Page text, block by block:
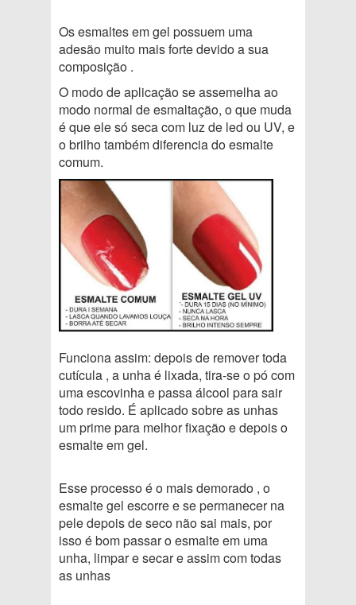
Os esmaltes em gel possuem uma
adesão muito mais forte devido a sua
composição .
O modo de aplicação se assemelha ao
modo normal de esmaltação, o que muda
é que ele só seca com luz de led ou UV, e
o brilho também diferencia do esmalte
comum.
Funciona assim: depois de remover toda
cutícula , a unha é lixada, tira-se o pó com
uma escovinha e passa álcool para sair
todo resido. É aplicado sobre as unhas
um prime para melhor fixação e depois o
esmalte em gel.
Esse processo é o mais demorado , o
esmalte gel escorre e se permanecer na
pele depois de seco não sai mais, por
isso é bom passar o esmalte em uma
unha, limpar e secar e assim com todas
as unhas